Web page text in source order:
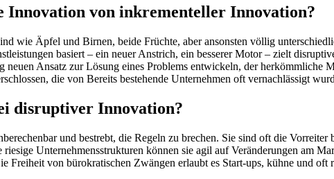
Innovation von inkrementeller Innovation?
wie Äpfel und Birnen, beide Früchte, aber ansonsten völlig
basiert – ein neuer Anstrich, ein besserer Motor – zielt
Ansatz zur Lösung eines Problems entwickeln, der herkömmliche
die von Bereits bestehende Unternehmen oft vernachlässigt
disruptiver Innovation?
und bestrebt, die Regeln zu brechen. Sie sind oft die
Unternehmensstrukturen können sie agil auf Veränderungen am
Freiheit von bürokratischen Zwängen erlaubt es Start-ups, kühne und oft